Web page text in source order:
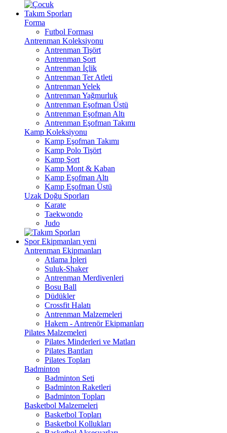
Takım Sporları
Forma
Futbol Forması
Antrenman Koleksiyonu
Antrenman Tişört
Antrenman Şort
Antrenman İçlik
Antrenman Ter Atleti
Antrenman Yelek
Antrenman Yağmurluk
Antrenman Eşofman Üstü
Antrenman Eşofman Altı
Antrenman Eşofman Takımı
Kamp Koleksiyonu
Kamp Eşofman Takımı
Kamp Polo Tişört
Kamp Şort
Kamp Mont & Kaban
Kamp Eşofman Altı
Kamp Eşofman Üstü
Uzak Doğu Sporları
Karate
Taekwondo
Judo
Spor Ekipmanları yeni
Antrenman Ekipmanları
Atlama İpleri
Suluk-Shaker
Antrenman Merdivenleri
Bosu Ball
Düdükler
Crossfit Halatı
Antrenman Malzemeleri
Hakem - Antrenör Ekipmanları
Pilates Malzemeleri
Pilates Minderleri ve Matları
Pilates Bantları
Pilates Topları
Badminton
Badminton Seti
Badminton Raketleri
Badminton Topları
Basketbol Malzemeleri
Basketbol Topları
Basketbol Kollukları